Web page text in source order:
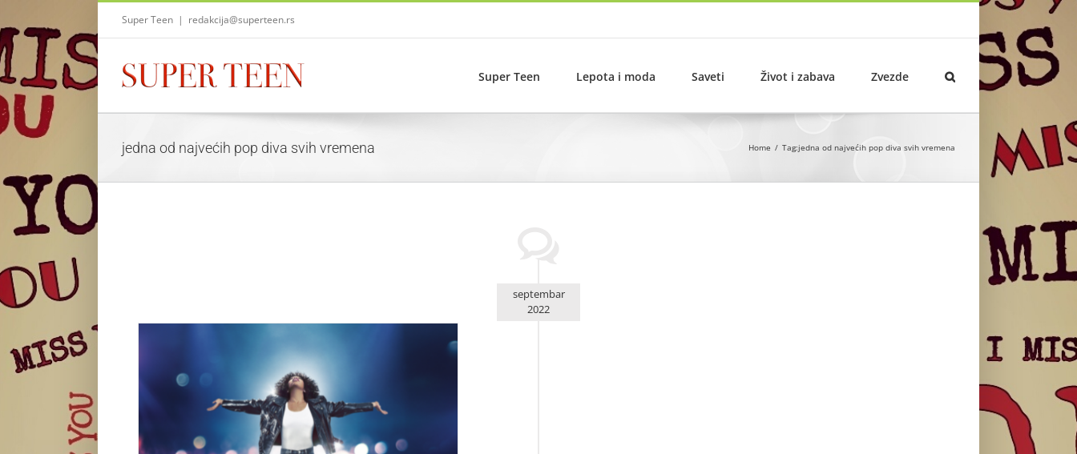
content
Super Teen | redakcija@superteen.rs
Super Teen Lepota i moda Saveti Život i zabava Zvezde
jedna od najvećih pop diva svih vremena Home Tag:jedna od najvećih pop diva svih vremena
septembar
2022
Otkrijte Whitney Houston kakvu niste poznavali!
Zvezde